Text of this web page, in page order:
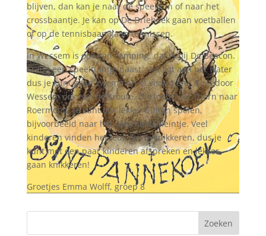
blijven, dan kan je naar de speeltuin of naar het
crossbaantje. Je kan op De Driehoek gaan voetballen
of op de tennisbaan gaan tennissen.
In Wessem is ook een camping, dat is bij De Beacon.
Er ligt een speeltuintje naast. Het ligt aan het water
dus je kunt gaan zwemmen of vissen enz. Er is door
Wessem ook een fietsroute. Die loopt van Thorn naar
Roermond. Je kunt ook lekker buiten spelen,
bijvoorbeeld naar het rolschaatspleintje. Veel
kinderen vinden het leuk om te knikkeren, dus je
kunt met een paar kinderen afspreken en lekker
gaan knikkeren!
Groetjes Emma Wolff, groep 8